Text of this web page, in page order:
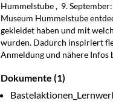
Hummelstube , 9.
Museum Hummelstube
gekleidet haben und mit
wurden. Dadurch inspiriert
Anmeldung und nähere Infos
Dokumente (1)